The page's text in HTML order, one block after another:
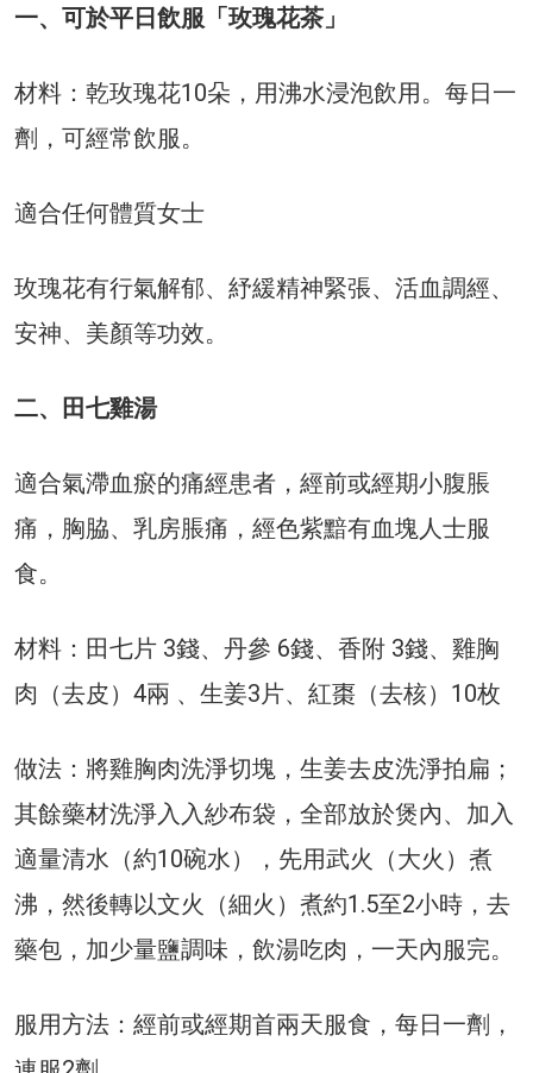
一、可於平日飲服「玫瑰花茶」
材料：乾玫瑰花10朵，用沸水浸泡飲用。每日一
劑，可經常飲服。
適合任何體質女士
玫瑰花有行氣解郁、紓緩精神緊張、活血調經、
安神、美顏等功效。
二、田七雞湯
適合氣滯血瘀的痛經患者，經前或經期小腹脹
痛，胸脇、乳房脹痛，經色紫黯有血塊人士服
食。
材料：田七片 3錢、丹參 6錢、香附 3錢、雞胸
肉（去皮）4兩 、生姜3片、紅棗（去核）10枚
做法：將雞胸肉洗淨切塊，生姜去皮洗淨拍扁；
其餘藥材洗淨入入紗布袋，全部放於煲內、加入
適量清水（約10碗水），先用武火（大火）煮
沸，然後轉以文火（細火）煮約1.5至2小時，去
藥包，加少量鹽調味，飲湯吃肉，一天內服完。
服用方法：經前或經期首兩天服食，每日一劑，